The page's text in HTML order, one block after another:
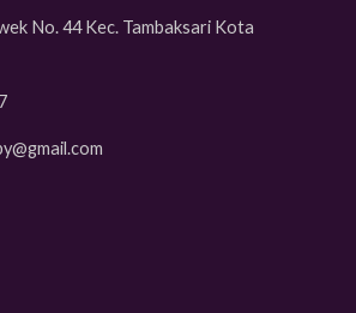
No. 44 Kec. Tambaksari Kota